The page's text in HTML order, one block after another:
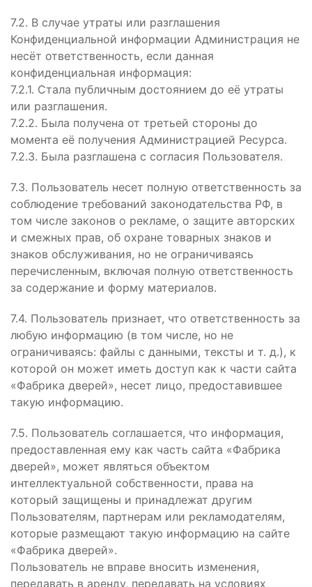
7.2. В случае утраты или разглашения
Конфиденциальной информации Администрация не
несёт ответственность, если данная
конфиденциальная информация:
7.2.1. Стала публичным достоянием до её утраты
или разглашения.
7.2.2. Была получена от третьей стороны до
момента её получения Администрацией Ресурса.
7.2.3. Была разглашена с согласия Пользователя.
7.3. Пользователь несет полную ответственность за
соблюдение требований законодательства РФ, в
том числе законов о рекламе, о защите авторских
и смежных прав, об охране товарных знаков и
знаков обслуживания, но не ограничиваясь
перечисленным, включая полную ответственность
за содержание и форму материалов.
7.4. Пользователь признает, что ответственность за
любую информацию (в том числе, но не
ограничиваясь: файлы с данными, тексты и т. д.), к
которой он может иметь доступ как к части сайта
«Фабрика дверей», несет лицо, предоставившее
такую информацию.
7.5. Пользователь соглашается, что информация,
предоставленная ему как часть сайта «Фабрика
дверей», может являться объектом
интеллектуальной собственности, права на
который защищены и принадлежат другим
Пользователям, партнерам или рекламодателям,
которые размещают такую информацию на сайте
«Фабрика дверей».
Пользователь не вправе вносить изменения,
передавать в аренду, передавать на условиях